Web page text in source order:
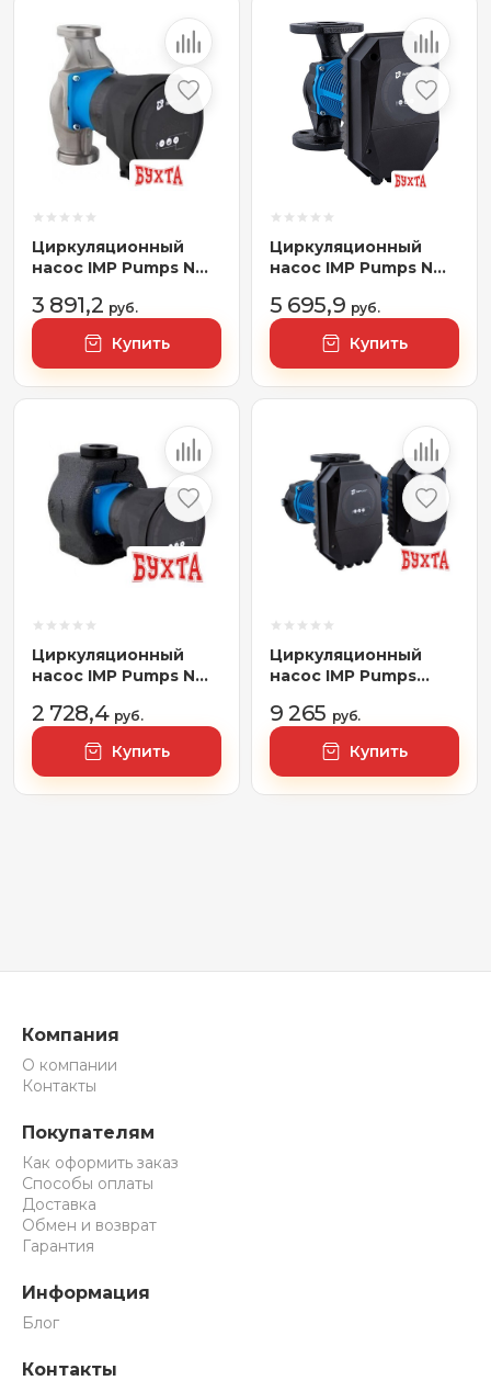
Циркуляционный
насос IMP Pumps NMT
3 891,2 руб.
Купить
Циркуляционный
насос IMP Pumps NMT
5 695,9 руб.
Купить
Циркуляционный
насос IMP Pumps NMT
2 728,4 руб.
Купить
Циркуляционный
насос IMP Pumps
F250
9 265 руб.
Купить
Компания
О компании
Контакты
Покупателям
Как оформить заказ
Способы оплаты
Доставка
Обмен и возврат
Гарантия
Информация
Блог
Контакты